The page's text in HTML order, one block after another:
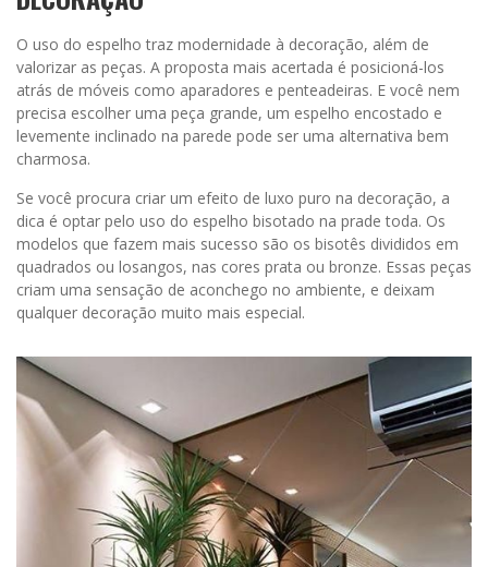
O uso do espelho traz modernidade à decoração, além de
valorizar as peças. A proposta mais acertada é posicioná-los
atrás de móveis como aparadores e penteadeiras. E você nem
precisa escolher uma peça grande, um espelho encostado e
levemente inclinado na parede pode ser uma alternativa bem
charmosa.
Se você procura criar um efeito de luxo puro na decoração, a
dica é optar pelo uso do espelho bisotado na prade toda. Os
modelos que fazem mais sucesso são os bisotês divididos em
quadrados ou losangos, nas cores prata ou bronze. Essas peças
criam uma sensação de aconchego no ambiente, e deixam
qualquer decoração muito mais especial.